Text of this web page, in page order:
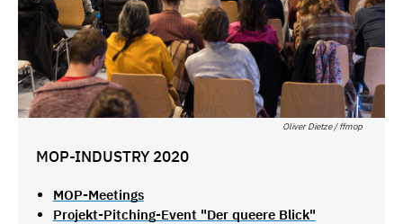
Oliver Dietze / ffmop
MOP-INDUSTRY 2020
MOP-Meetings
Projekt-Pitching-Event "Der queere Blick"